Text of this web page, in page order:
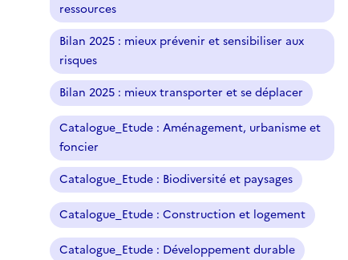
ressources
Bilan 2025 : mieux prévenir et sensibiliser aux
risques
Bilan 2025 : mieux transporter et se déplacer
Catalogue_Etude : Aménagement, urbanisme et
foncier
Catalogue_Etude : Biodiversité et paysages
Catalogue_Etude : Construction et logement
Catalogue_Etude : Développement durable